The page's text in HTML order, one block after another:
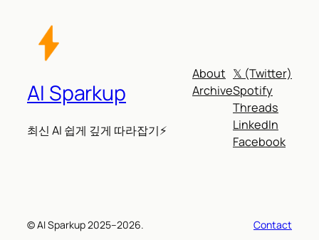
AI Sparkup
최신 AI 쉽게 깊게 따라잡기⚡
About
Archive
𝕏 (Twitter)
Spotify
Threads
LinkedIn
Facebook
© AI Sparkup 2025–2026. Contact